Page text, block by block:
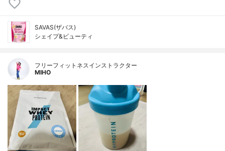
SAVAS(ザバス)
シェイプ&ビューティ
フリーフィットネスインストラクター
MIHO